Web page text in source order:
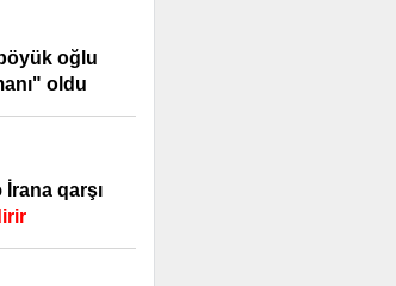
oğlu
oldu
qarşı